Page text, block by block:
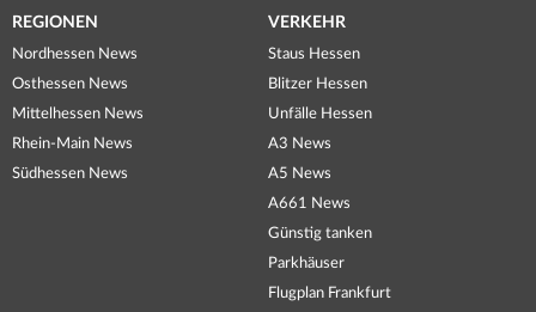
REGIONEN
Nordhessen News
Osthessen News
Mittelhessen News
Rhein-Main News
Südhessen News
VERKEHR
Staus Hessen
Blitzer Hessen
Unfälle Hessen
A3 News
A5 News
A661 News
Günstig tanken
Parkhäuser
Flugplan Frankfurt